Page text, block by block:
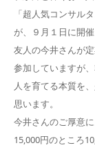
「超人気コンサル
が、９月１日に開催
友人の今井さんが
参加していますが
人を育てる本質を
思います。
今井さんのご厚意
15,000円のところ